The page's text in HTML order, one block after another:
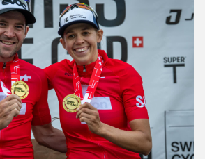
holen sich den Schweizer
Track in Leysin